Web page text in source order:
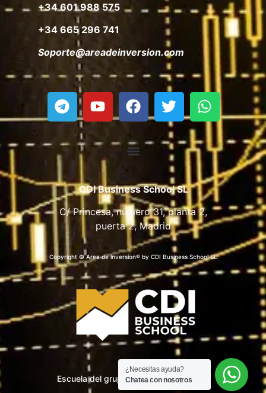
+34 601 988 575
+34 665 296 741
Soporte@areadeinversion.com
CDI Business School SL
C/ Princesa, número 31, planta 2,
puerta 2, Madrid
Copyright © Area de inversion® by CDI Business School SL
Escuela del grupo CDI Business School
¿Necesitas ayuda?
Chatea con nosotros